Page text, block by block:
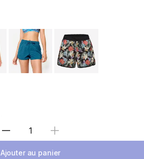
Sélectionnez la quantité
Ajouter au panier